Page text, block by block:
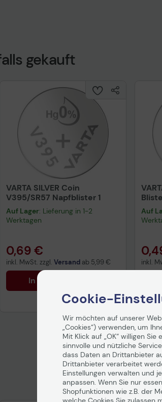
gekauft
VARTA SILVER Coin
V395/SR57 Napfblister 1
Auf Lager: Lieferung in 1-2
Werktagen
0,69 €
inkl. MwSt. zzgl. Versand ab 5,99 €
In den Warenkorb
Hinweis
Technisches Produktdatenblatt
Auf
inkl.
Cookie-
Wir möchten auf unserer
„Cookies“) verwenden, um
Mit Klick auf „OK“ willigen
sinnvolle und nützliche
dass Daten an Drittanbieter
Drittanbieter verarbeitet
Einstellungen verwalten und
anpassen. Wenn Sie nur
Shopfunktionen wie z.B. der